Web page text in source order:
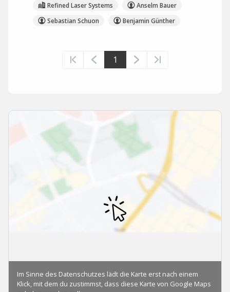
Refined Laser Systems
Anselm Bauer
Sebastian Schuon
Benjamin Günther
1